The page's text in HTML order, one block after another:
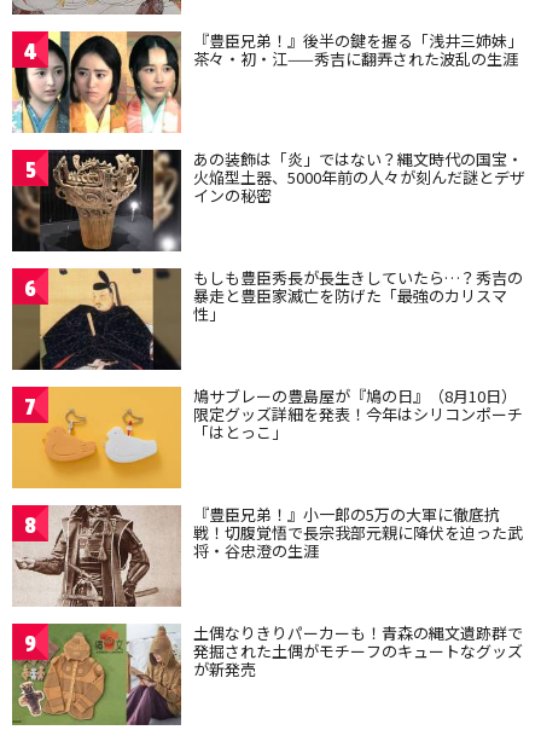
4 『豊臣兄弟！』後半の鍵を握る「浅井三姉妹」
茶々・初・江——秀吉に翻弄された波乱の生涯
5 あの装飾は「炎」ではない？縄文時代の国宝・
火焔型土器、5000年前の人々が刻んだ謎とデザ
インの秘密
6 もしも豊臣秀長が長生きしていたら…？秀吉の
暴走と豊臣家滅亡を防げた「最強のカリスマ
性」
7 鳩サブレーの豊島屋が『鳩の日』（8月10日）
限定グッズ詳細を発表！今年はシリコンポーチ
「はとっこ」
8 『豊臣兄弟！』小一郎の5万の大軍に徹底抗
戦！切腹覚悟で長宗我部元親に降伏を迫った武
将・谷忠澄の生涯
9 土偶なりきりパーカーも！青森の縄文遺跡群で
発掘された土偶がモチーフのキュートなグッズ
が新発売